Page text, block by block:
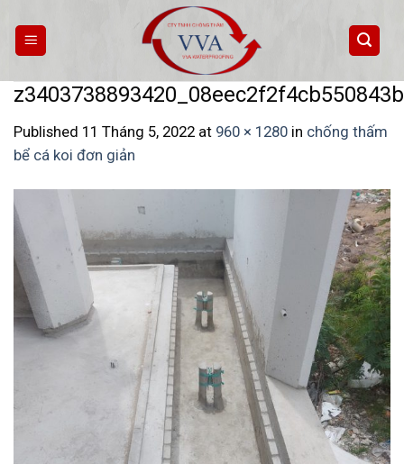
content
Published 11 Tháng 5, 2022 at 960 × 1280 in chống thấm
bể cá koi đơn giản